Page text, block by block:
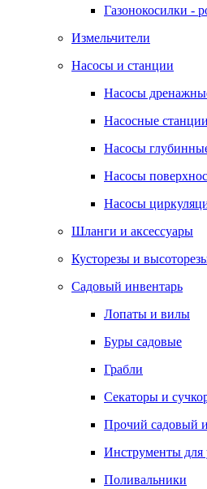
Газонокосилки -
Измельчители
Насосы и станции
Насосы
Насосные станции
Насосы
Насосы
Насосы
Шланги и аксессуары
Кусторезы и
Садовый инвентарь
Лопаты и вилы
Буры садовые
Грабли
Секаторы и
Прочий садовый
Инструменты для
Поливальники